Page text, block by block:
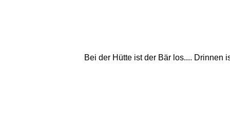
Bei der Hütte ist der Bär los.... Drinnen